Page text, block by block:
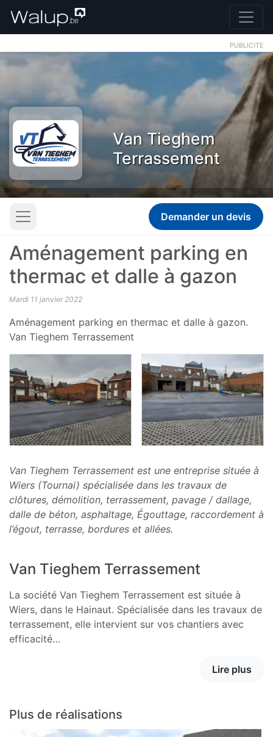
PUBLICITE
Van Tieghem
Terrassement
Demander un devis
Aménagement parking en
thermac et dalle à gazon
Mardi 11 janvier 2022
Aménagement parking en thermac et dalle à gazon.
Van Tieghem Terrassement
Van Tieghem Terrassement est une entreprise située à
Wiers (Tournai) spécialisée dans les travaux de
clôtures, démolition, terrassement, pavage / dallage,
dalle de béton, asphaltage, Égouttage, raccordement à
l’égout, terrasse, bordures et allées.
Van Tieghem Terrassement
La société Van Tieghem Terrassement est située à
Wiers, dans le Hainaut. Spécialisée dans les travaux de
terrassement, elle intervient sur vos chantiers avec
efficacité…
Lire plus
Plus de réalisations